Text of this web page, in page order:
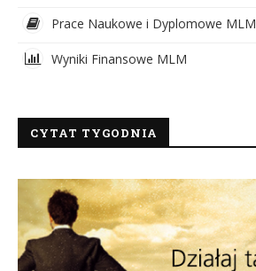
Prace Naukowe i Dyplomowe MLM
Wyniki Finansowe MLM
CYTAT TYGODNIA